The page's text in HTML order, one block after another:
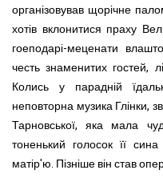
організовував щорічне
хотів вклонитися праху
гоеподарі-меценати
честь знаменитих гостей,
Колись у парадній
неповторна музика Глінки,
Тарновської, яка мала
тоненький голосок її
матір'ю. Пізніше він став